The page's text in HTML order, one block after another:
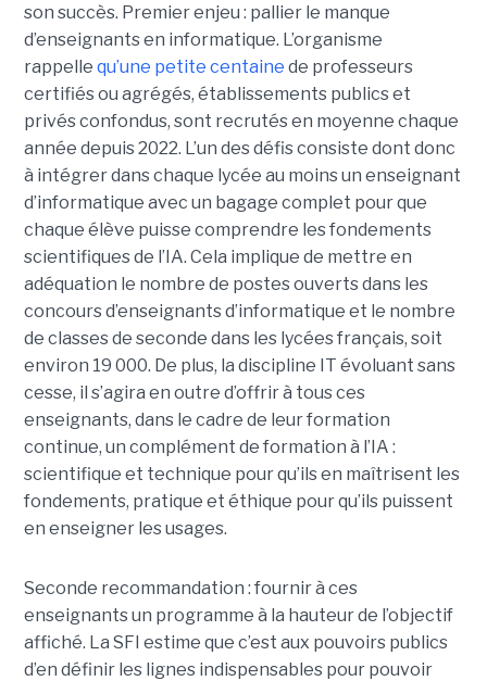
son succès. Premier enjeu : pallier le manque
d’enseignants en informatique. L’organisme
rappelle qu’une petite centaine de professeurs
certifiés ou agrégés, établissements publics et
privés confondus, sont recrutés en moyenne chaque
année depuis 2022. L’un des défis consiste dont donc
à intégrer dans chaque lycée au moins un enseignant
d’informatique avec un bagage complet pour que
chaque élève puisse comprendre les fondements
scientifiques de l’IA. Cela implique de mettre en
adéquation le nombre de postes ouverts dans les
concours d’enseignants d’informatique et le nombre
de classes de seconde dans les lycées français, soit
environ 19 000. De plus, la discipline IT évoluant sans
cesse, il s’agira en outre d’offrir à tous ces
enseignants, dans le cadre de leur formation
continue, un complément de formation à l’IA :
scientifique et technique pour qu’ils en maîtrisent les
fondements, pratique et éthique pour qu’ils puissent
en enseigner les usages.
Seconde recommandation : fournir à ces
enseignants un programme à la hauteur de l’objectif
affiché. La SFI estime que c’est aux pouvoirs publics
d’en définir les lignes indispensables pour pouvoir